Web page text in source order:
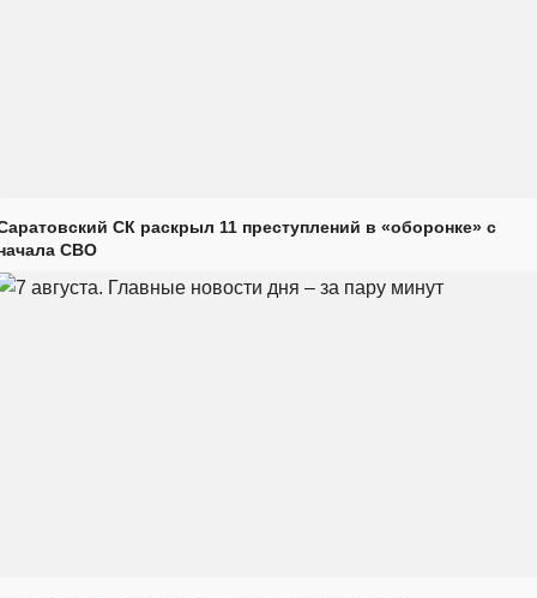
СК раскрыл 11 преступлений в «оборонке» с
СВО